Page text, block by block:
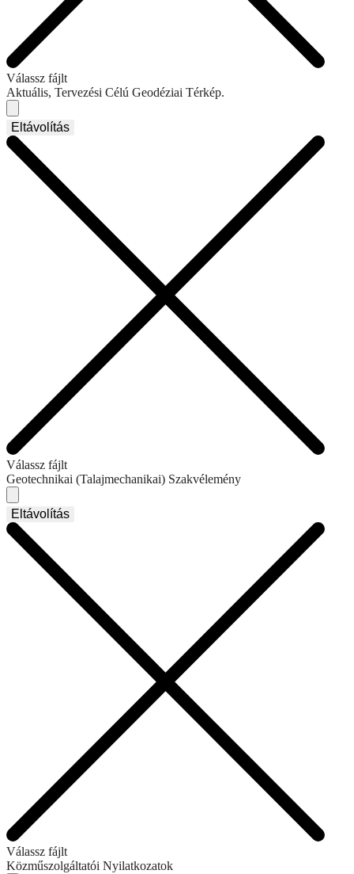
Válassz fájlt
Aktuális, Tervezési Célú Geodéziai Térkép.
Eltávolítás
Válassz fájlt
Geotechnikai (Talajmechanikai) Szakvélemény
Eltávolítás
Válassz fájlt
Közműszolgáltatói Nyilatkozatok